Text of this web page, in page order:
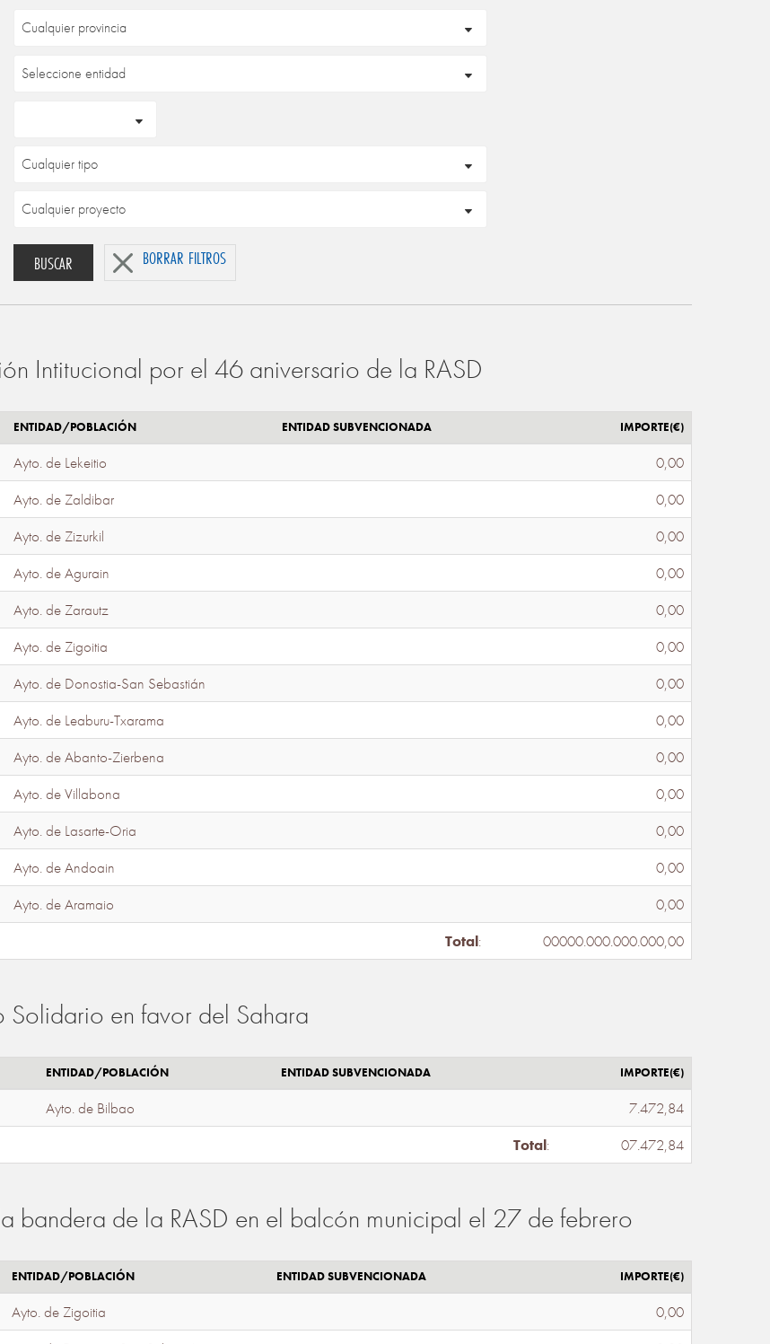
BUSCAR BORRAR FILTROS
Intitucional por el 46 aniversario de la RASD
ENTIDAD/POBLACIÓN ENTIDAD SUBVENCIONADA IMPORTE(€)
Ayto. de Lekeitio
0,00
Ayto. de Zaldibar
0,00
Ayto. de Zizurkil
0,00
Ayto. de Agurain
0,00
Ayto. de Zarautz
0,00
Ayto. de Zigoitia
0,00
Ayto. de Donostia-San Sebastián
0,00
Ayto. de Leaburu-Txarama
0,00
Ayto. de Abanto-Zierbena
0,00
Ayto. de Villabona
0,00
Ayto. de Lasarte-Oria
0,00
Ayto. de Andoain
0,00
Ayto. de Aramaio
0,00
Total: 00000.000.000.000,00
Solidario en favor del Sahara
ENTIDAD/POBLACIÓN ENTIDAD SUBVENCIONADA IMPORTE(€)
Ayto. de Bilbao
7.472,84
Total: 07.472,84
bandera de la RASD en el balcón municipal el 27 de febrero
ENTIDAD/POBLACIÓN ENTIDAD SUBVENCIONADA IMPORTE(€)
Ayto. de Zigoitia
0,00